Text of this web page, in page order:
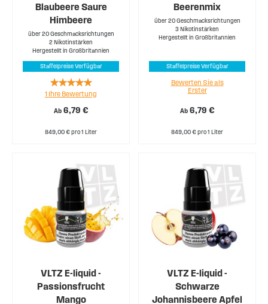
Blaubeere Saure
Himbeere
über 20 Geschmacksrichtungen
2 Nikotinstärken
Hergestellt in Großbritannien
Staffelpreise Verfügbar
Ab 6,79 €
Rating:
100%
1 Ihre Bewertung
849,00 € pro 1 Liter
Beerenmix
über 20 Geschmacksrichtungen
3 Nikotinstärken
Hergestellt in Großbritannien
Staffelpreise Verfügbar
Ab 6,79 €
Bewerten Sie als
Erster
849,00 € pro 1 Liter
VLTZ E-liquid -
Passionsfrucht
Mango
VLTZ E-liquid -
Schwarze
Johannisbeere Apfel